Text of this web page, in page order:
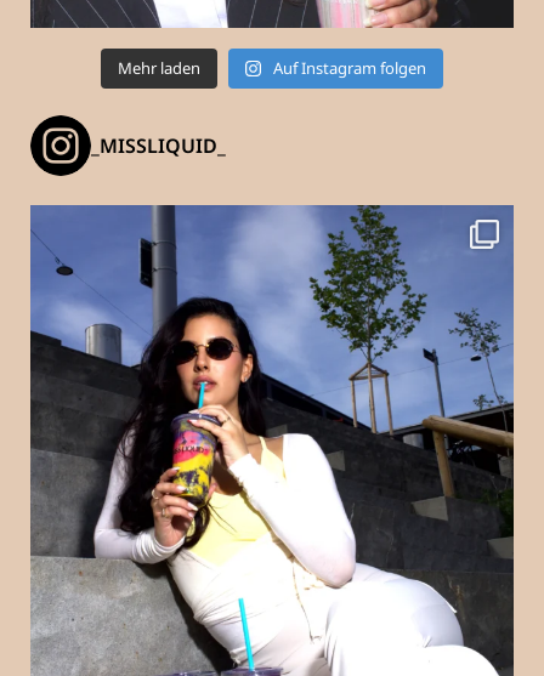
Mehr laden Auf Instagram folgen
_MISSLIQUID_